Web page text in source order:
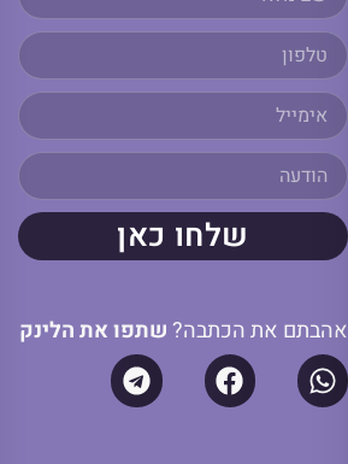
שלחו כאן
אהבתם את הכתבה?שתפו את הלינק